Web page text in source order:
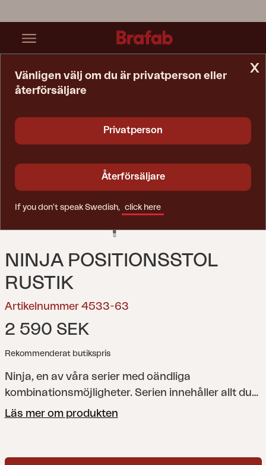
NINJA POSITIONSSTOL
RUSTIK
Artikelnummer 4533-63
2 590 SEK
Rekommenderat butikspris
Ninja, en av våra serier med oändliga
kombinationsmöjligheter. Serien innehåller allt du
behöver för att bygga en skön sittgrupp eller
Läs mer om produkten
x
Vänligen välj om du är privatperson eller
återförsäljare
Privatperson
Återförsäljare
If you don't speak Swedish, click here